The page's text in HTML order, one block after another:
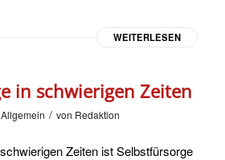
WEITERLESEN
in schwierigen Zeiten
Allgemein / von Redaktion
Zeiten ist Selbstfürsorge